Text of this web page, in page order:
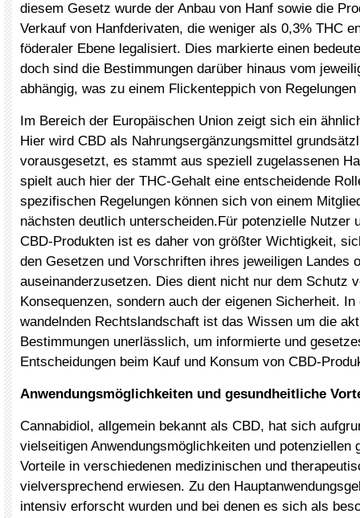
diesem Gesetz wurde der Anbau von Hanf sowie die
Verkauf von Hanfderivaten, die weniger als 0,3% THC
föderaler Ebene legalisiert. Dies markierte einen
doch sind die Bestimmungen darüber hinaus vom
abhängig, was zu einem Flickenteppich von
Im Bereich der Europäischen Union zeigt sich ein
Hier wird CBD als Nahrungsergänzungsmittel
vorausgesetzt, es stammt aus speziell zugelassenen
spielt auch hier der THC-Gehalt eine entscheidende
spezifischen Regelungen können sich von einem
nächsten deutlich unterscheiden.Für potenzielle Nutzer
CBD-Produkten ist es daher von größter Wichtigkeit,
den Gesetzen und Vorschriften ihres jeweiligen Landes
auseinanderzusetzen. Dies dient nicht nur dem Schutz
Konsequenzen, sondern auch der eigenen Sicherheit.
wandelnden Rechtslandschaft ist das Wissen um die
Bestimmungen unerlässlich, um informierte und
Entscheidungen beim Kauf und Konsum von CBD-
Anwendungsmöglichkeiten und gesundheitliche
Cannabidiol, allgemein bekannt als CBD, hat sich
vielseitigen Anwendungsmöglichkeiten und potenziellen
Vorteile in verschiedenen medizinischen und
vielversprechend erwiesen. Zu den
intensiv erforscht wurden und bei denen es sich als